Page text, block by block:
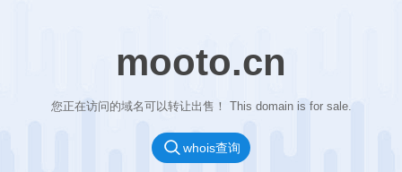
mooto.cn
您正在访问的域名可以转让出售！ This domain is for sale.
whois查询